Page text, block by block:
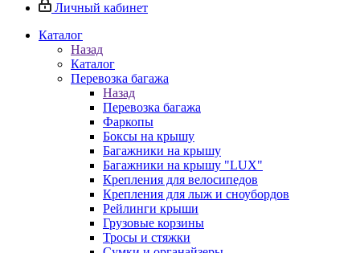
Личный кабинет
Каталог
Назад
Каталог
Перевозка багажа
Назад
Перевозка багажа
Фаркопы
Боксы на крышу
Багажники на крышу
Багажники на крышу "LUX"
Крепления для велосипедов
Крепления для лыж и сноубордов
Рейлинги крыши
Грузовые корзины
Тросы и стяжки